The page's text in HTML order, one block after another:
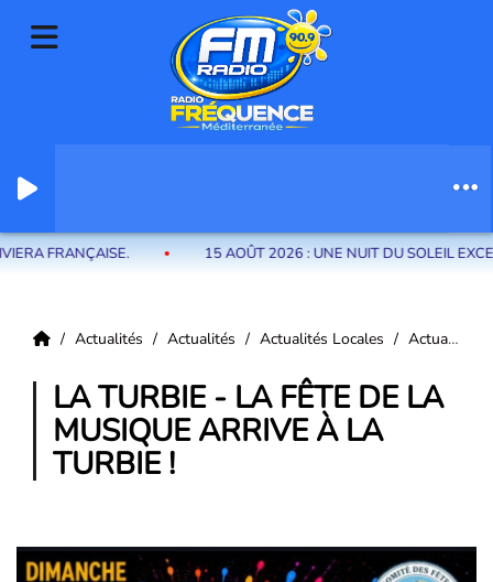
Radio Fréquence Méditerranée la radio de menton et des communes de
15 AOÛT 2026 : UNE NUIT DU SOLEIL EXCEPTIONNELLE
Actualités Actualités Actualités Locales Actualités La Turbie
LA TURBIE - LA FÊTE DE LA
MUSIQUE ARRIVE À LA
TURBIE !